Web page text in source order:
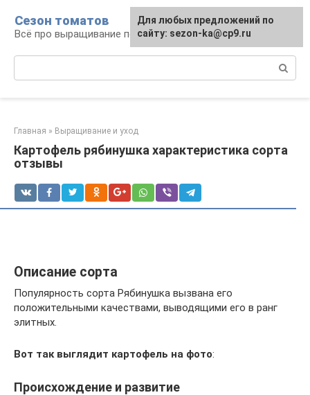
контенту
Сезон томатов
Всё про выращивание помидоров
Главная » Выращивание и уход
Картофель рябинушка характеристика сорта
отзывы
Описание сорта
Популярность сорта Рябинушка вызвана его
положительными качествами, выводящими его в ранг
элитных.
Вот так выглядит картофель на фото:
Происхождение и развитие
Для любых предложений по
сайту: sezon-ka@cp9.ru